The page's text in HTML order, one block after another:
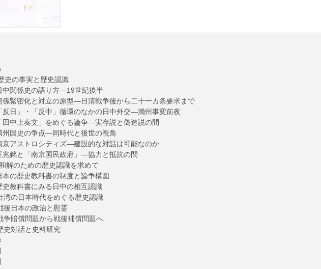
史の事実と歴史認識
関係史の語り方―19世紀後半
緊密化と対立の原型―日清戦争後から二十一カ条要求まで
日」・「反中」循環のなかの日中外交―満州事変前夜
中上奏文」をめぐる論争―実存説と偽造説の間
国史の争点―同時代と後世の視角
アストロシティズ―建設的な対話は可能なのか
銘と「南京国民政府」―協力と抵抗の間
解のための歴史認識を求めて
の歴史教科書の制度と論争構図
教科書にみる日中の相互認識
の日本時代をめぐる歴史認識
日本の政治と慰霊
賠償問題から戦後補償問題へ
対話と史料研究